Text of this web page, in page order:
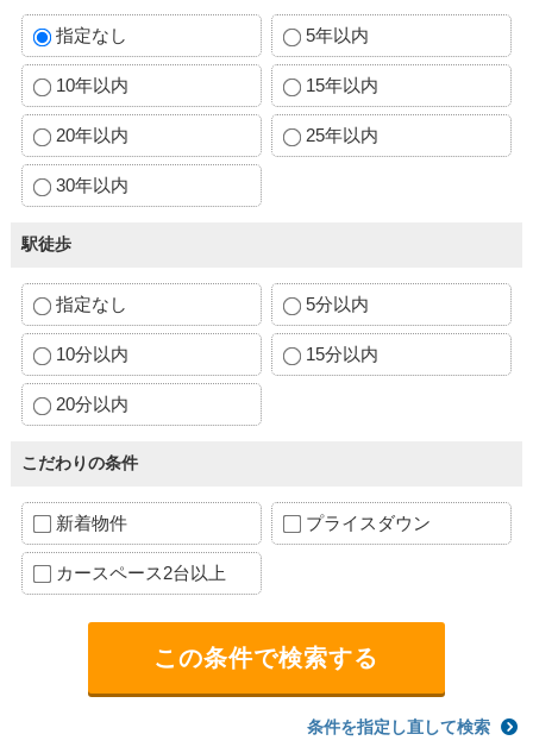
指定なし 5年以内
10年以内 15年以内
20年以内 25年以内
30年以内
駅徒歩
指定なし 5分以内
10分以内 15分以内
20分以内
こだわりの条件
新着物件 プライスダウン
カースペース2台以上
条件を指定し直して検索